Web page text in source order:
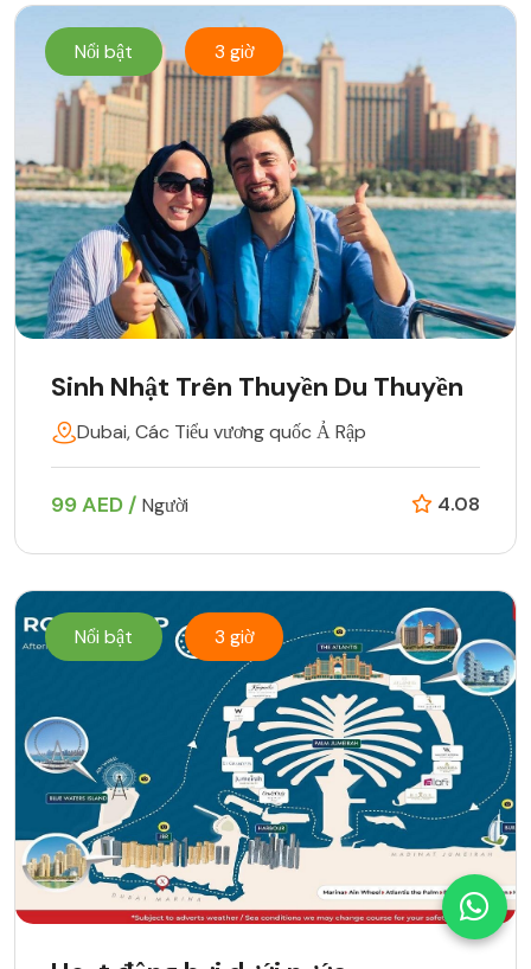
Nổi bật 3 giờ
Sinh Nhật Trên Thuyền Du Thuyền
Dubai, Các Tiểu vương quốc Ả Rập
99 AED / Người 4.08
Nổi bật 3 giờ